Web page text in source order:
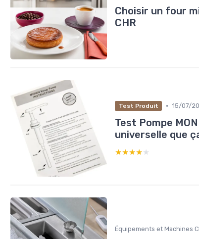
Choisir un four
CHR
Test Produit • 15/07/
Test Pompe
universelle que
★★★★★
★★★★★
Équipements et Machines